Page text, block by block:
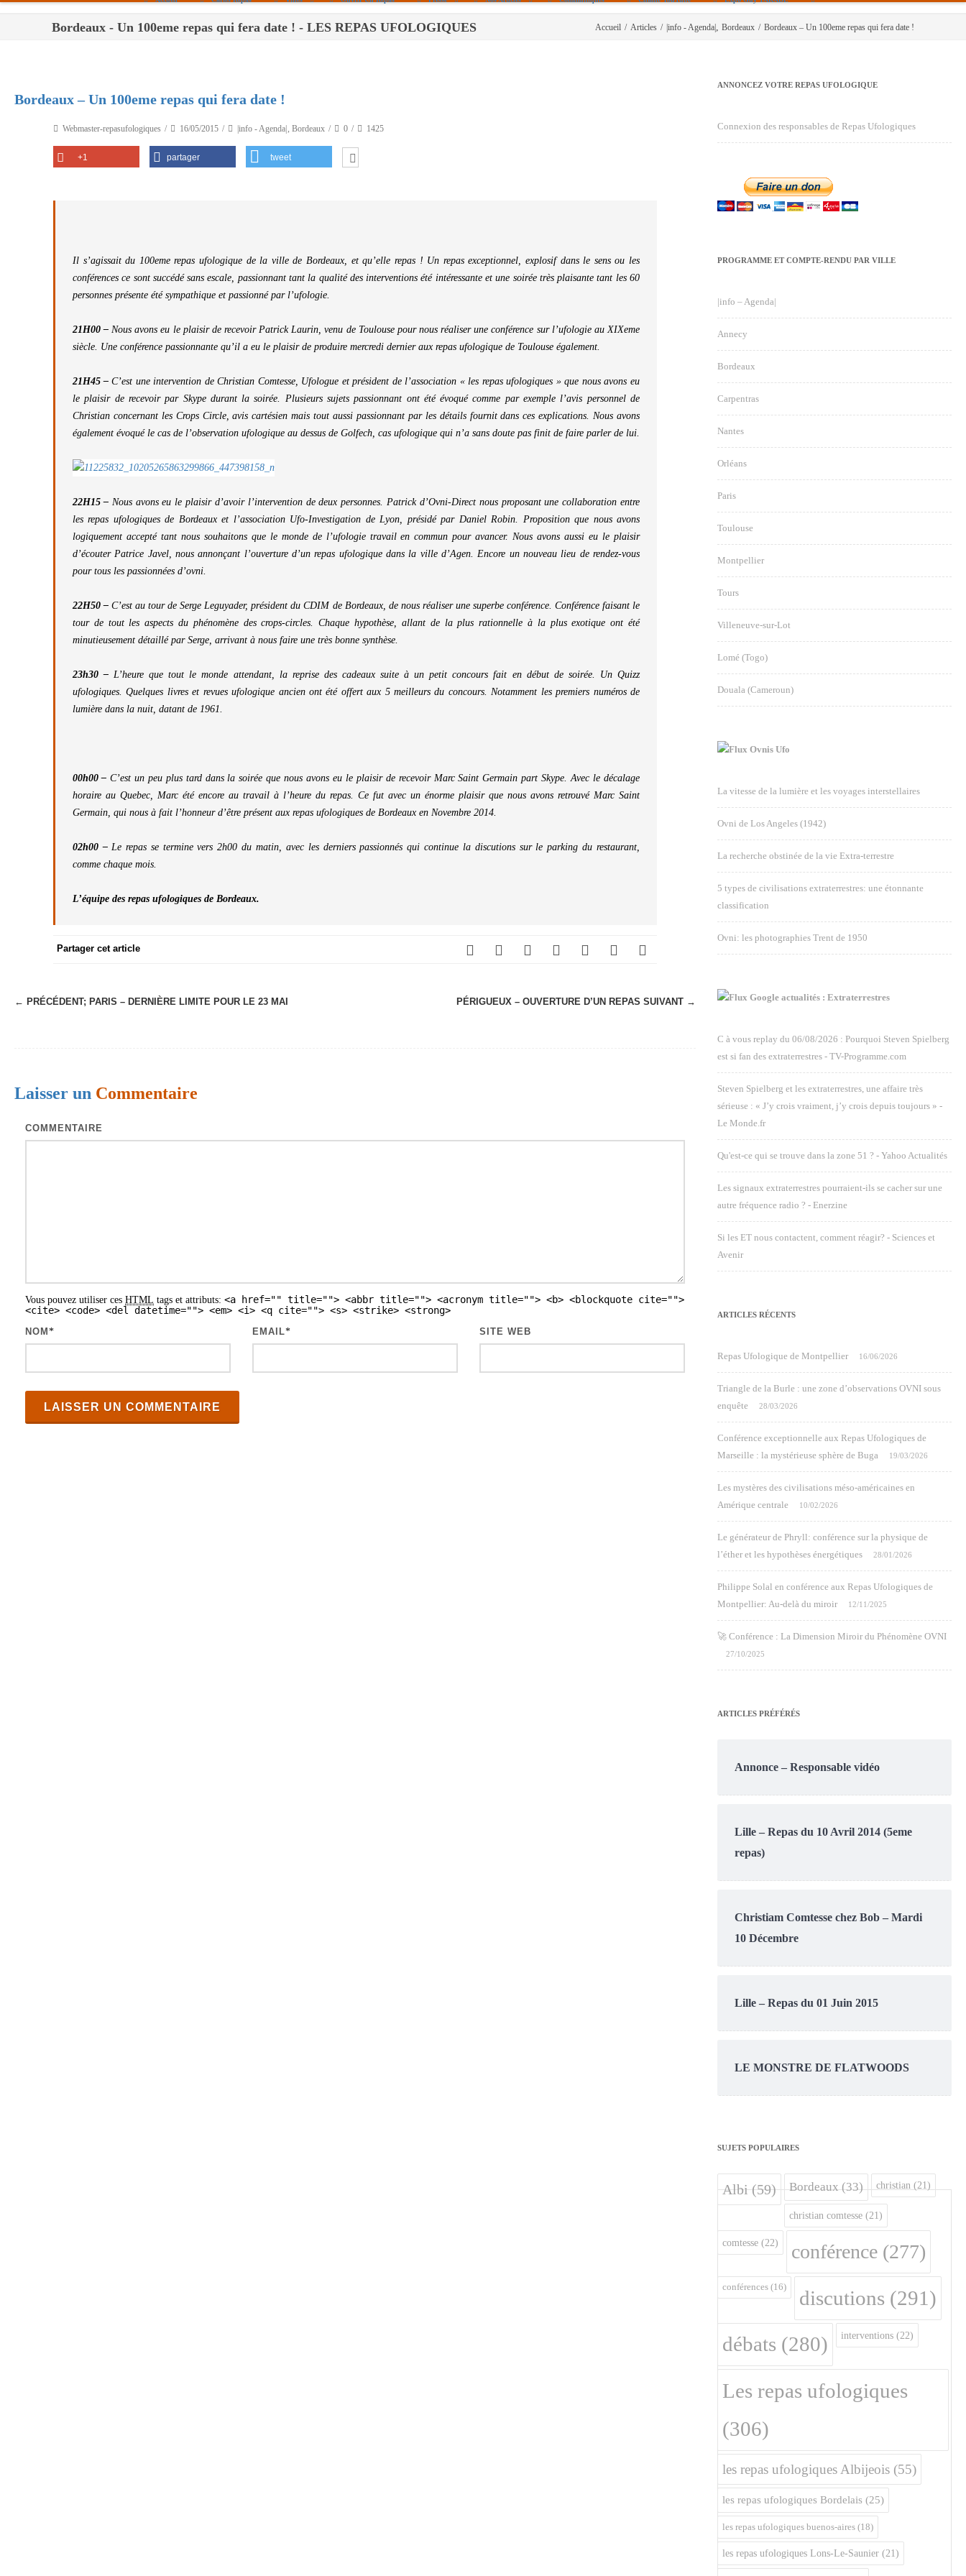
Paris
Nantes
Tours
Politique De Cookies (UE)
Bordeaux - Un 100eme repas qui fera date ! - LES REPAS UFOLOGIQUES Accueil / Articles / |info - Agenda| Bordeaux / Bordeaux – Un 100eme repas qui fera date !
Bordeaux – Un 100eme repas qui fera date !
Webmaster-repasufologiques 16/05/2015 |info - Agenda| , Bordeaux 0 1425
+1 partager tweet
Il s’agissait du 100eme repas ufologique de la ville de Bordeaux, et qu’elle repas ! Un repas exceptionnel, explosif dans le sens ou les
conférences ce sont succédé sans escale, passionnant tant la qualité des interventions été intéressante et une soirée très plaisante tant les 60
personnes présente été sympathique et passionné par l’ufologie.
21H00 – Nous avons eu le plaisir de recevoir Patrick Laurin, venu de Toulouse pour nous réaliser une conférence sur l’ufologie au XIXeme
siècle. Une conférence passionnante qu’il a eu le plaisir de produire mercredi dernier aux repas ufologique de Toulouse également.
21H45 – C’est une intervention de Christian Comtesse, Ufologue et président de l’association « les repas ufologiques » que nous avons eu
le plaisir de recevoir par Skype durant la soirée. Plusieurs sujets passionnant ont été évoqué comme par exemple l’avis personnel de
Christian concernant les Crops Circle, avis cartésien mais tout aussi passionnant par les détails fournit dans ces explications. Nous avons
également évoqué le cas de l’observation ufologique au dessus de Golfech, cas ufologique qui n’a sans doute pas finit de faire parler de lui.
22H15 – Nous avons eu le plaisir d’avoir l’intervention de deux personnes. Patrick d’Ovni-Direct nous proposant une collaboration entre
les repas ufologiques de Bordeaux et l’association Ufo-Investigation de Lyon, présidé par Daniel Robin. Proposition que nous avons
logiquement accepté tant nous souhaitons que le monde de l’ufologie travail en commun pour avancer. Nous avons aussi eu le plaisir
d’écouter Patrice Javel, nous annonçant l’ouverture d’un repas ufologique dans la ville d’Agen. Encore un nouveau lieu de rendez-vous
pour tous les passionnées d’ovni.
22H50 – C’est au tour de Serge Leguyader, président du CDIM de Bordeaux, de nous réaliser une superbe conférence. Conférence faisant le
tour de tout les aspects du phénomène des crops-circles. Chaque hypothèse, allant de la plus rationnelle à la plus exotique ont été
minutieusement détaillé par Serge, arrivant à nous faire une très bonne synthèse.
23h30 – L’heure que tout le monde attendant, la reprise des cadeaux suite à un petit concours fait en début de soirée. Un Quizz
ufologiques. Quelques livres et revues ufologique ancien ont été offert aux 5 meilleurs du concours. Notamment les premiers numéros de
lumière dans la nuit, datant de 1961.
00h00 – C’est un peu plus tard dans la soirée que nous avons eu le plaisir de recevoir Marc Saint Germain part Skype. Avec le décalage
horaire au Quebec, Marc été encore au travail à l’heure du repas. Ce fut avec un énorme plaisir que nous avons retrouvé Marc Saint
Germain, qui nous à fait l’honneur d’être présent aux repas ufologiques de Bordeaux en Novembre 2014.
02h00 – Le repas se termine vers 2h00 du matin, avec les derniers passionnés qui continue la discutions sur le parking du restaurant,
comme chaque mois.
L’équipe des repas ufologiques de Bordeaux.
Partager cet article
N
g
← PRÉCÉDENT; PARIS – DERNIÈRE LIMITE POUR LE 23 MAI PÉRIGUEUX – OUVERTURE D’UN REPAS SUIVANT →
Laisser un Commentaire
COMMENTAIRE
Vous pouvez utiliser ces HTML tags et attributs: <a href="" title=""> <abbr title=""> <acronym title=""> <b> <blockquote cite="">
<cite> <code> <del datetime=""> <em> <i> <q cite=""> <s> <strike> <strong>
NOM * EMAIL* SITE WEB
ANNONCEZ VOTRE REPAS UFOLOGIQUE
Connexion des responsables de Repas Ufologiques
PROGRAMME ET COMPTE-RENDU PAR VILLE
|info – Agenda|
Annecy
Bordeaux
Carpentras
Nantes
Orléans
Paris
Toulouse
Montpellier
Tours
Villeneuve-sur-Lot
Lomé (Togo)
Douala (Cameroun)
Ovnis Ufo
La vitesse de la lumière et les voyages interstellaires
Ovni de Los Angeles (1942)
La recherche obstinée de la vie Extra-terrestre
5 types de civilisations extraterrestres: une étonnante
classification
Ovni: les photographies Trent de 1950
Google actualités : Extraterrestres
C à vous replay du 06/08/2026 : Pourquoi Steven Spielberg
est si fan des extraterrestres - TV-Programme.com
Steven Spielberg et les extraterrestres, une affaire très
sérieuse : « J’y crois vraiment, j’y crois depuis toujours » -
Le Monde.fr
Qu'est-ce qui se trouve dans la zone 51 ? - Yahoo Actualités
Les signaux extraterrestres pourraient-ils se cacher sur une
autre fréquence radio ? - Enerzine
Si les ET nous contactent, comment réagir? - Sciences et
Avenir
ARTICLES RÉCENTS
Repas Ufologique de Montpellier 16/06/2026
Triangle de la Burle : une zone d’observations OVNI sous
enquête
28/03/2026
Conférence exceptionnelle aux Repas Ufologiques de
Marseille : la mystérieuse sphère de Buga
19/03/2026
Les mystères des civilisations méso-américaines en
Amérique centrale
10/02/2026
Le générateur de Phryll: conférence sur la physique de
l’éther et les hypothèses énergétiques
28/01/2026
Philippe Solal en conférence aux Repas Ufologiques de
Montpellier: Au-delà du miroir
12/11/2025
🚀 Conférence : La Dimension Miroir du Phénomène OVNI
27/10/2025
ARTICLES PRÉFÉRÉS
Annonce – Responsable vidéo
Lille – Repas du 10 Avril 2014 (5eme
repas)
Christiam Comtesse chez Bob – Mardi
10 Décembre
Lille – Repas du 01 Juin 2015
LE MONSTRE DE FLATWOODS
SUJETS POPULAIRES
Albi(59) Bordeaux(33) christian (21)
christian comtesse (21)
comtesse (22) conférence (277)
conférences (16) discutions (291)
débats (280) interventions (22)
Les repas ufologiques
(306)
les repas ufologiques Albijeois (55)
les repas ufologiques Bordelais (25)
les repas ufologiques buenos-aires (18)
les repas ufologiques Lons-Le-Saunier (21)